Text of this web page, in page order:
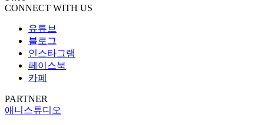
CONNECT WITH US
유튜브
블로그
인스타그램
페이스북
카페
PARTNER
애니스튜디오